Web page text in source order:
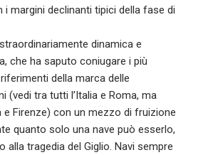
i margini declinanti tipici della fase di
dinamica e
che ha saputo coniugare i più
della marca delle
(vedi tra tutti l’Italia e Roma, ma
e Firenze) con un mezzo di fruizione
quanto solo una nave può esserlo,
alla tragedia del Giglio. Navi sempre